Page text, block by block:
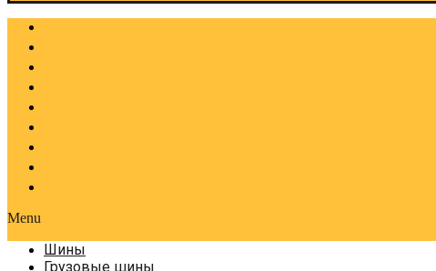
Menu
Шины
Грузовые шины